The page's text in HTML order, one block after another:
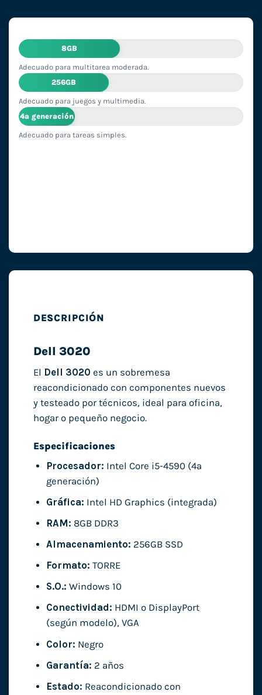
8GB
Adecuado para multitarea moderada.
256GB
Adecuado para juegos y multimedia.
4ª generación
Adecuado para tareas simples.
DESCRIPCIÓN
Dell 3020
El Dell 3020 es un sobremesa
reacondicionado con componentes nuevos
y testeado por técnicos, ideal para oficina,
hogar o pequeño negocio.
Especificaciones
Procesador: Intel Core i5-4590 (4ª
generación)
Gráfica: Intel HD Graphics (integrada)
RAM: 8GB DDR3
Almacenamiento: 256GB SSD
Formato: TORRE
S.O.: Windows 10
Conectividad: HDMI o DisplayPort
(según modelo), VGA
Color: Negro
Garantía: 2 años
Estado: Reacondicionado con